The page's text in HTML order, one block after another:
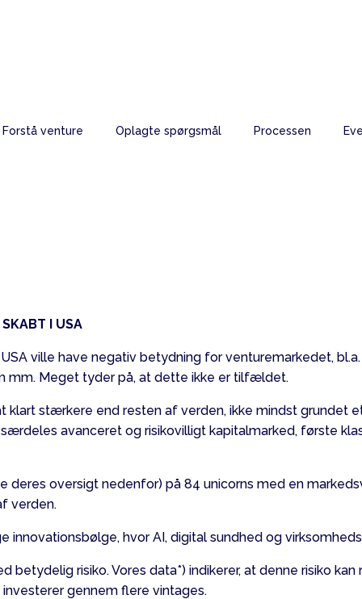
Forstå venture Oplagte spørgsmål Processen
I USA
ville have negativ betydning for venturemarkedet,
mm. Meget tyder på, at dette ikke er tilfældet.
klart stærkere end resten af verden, ikke mindst
avanceret og risikovilligt kapitalmarked, første
deres oversigt nedenfor) på 84 unicorns med en
verden.
hvor AI, digital sundhed og
risiko. Vores data*) indikerer, at denne risiko kan
gennem flere vintages.